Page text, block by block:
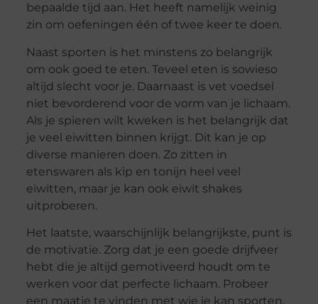
bepaalde tijd aan. Het heeft namelijk weinig
zin om oefeningen één of twee keer te doen.
Naast sporten is het minstens zo belangrijk
om ook goed te eten. Teveel eten is sowieso
altijd slecht voor je. Daarnaast is vet voedsel
niet bevorderend voor de vorm van je lichaam.
Als je spieren wilt kweken is het belangrijk dat
je veel eiwitten binnen krijgt. Dit kan je op
diverse manieren doen. Zo zitten in
etenswaren als kip en tonijn heel veel
eiwitten, maar je kan ook eiwit shakes
uitproberen.
Het laatste, waarschijnlijk belangrijkste, punt is
de motivatie. Zorg dat je een goede drijfveer
hebt die je altijd gemotiveerd houdt om te
werken voor dat perfecte lichaam. Probeer
een maatje te vinden met wie je kan sporten,